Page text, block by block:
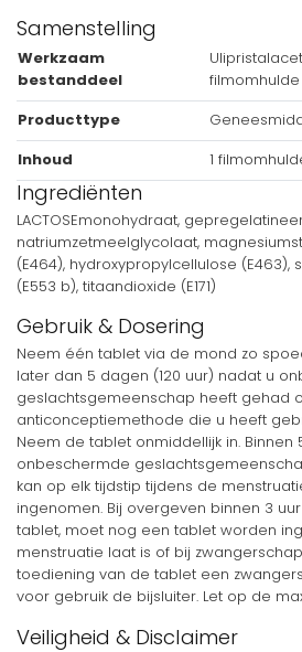
Samenstelling
Werkzaam
bestanddeel
Producttype
Inhoud
1
Ingrediënten
LACTOSEmonohydraat,
natriumzetmeelglycolaat,
(E464), hydroxypropylcellulose (E463),
(E553 b), titaandioxide (E171)
Gebruik & Dosering
Neem één tablet via de mond zo
later dan 5 dagen (120 uur) nadat u
geslachtsgemeenschap heeft gehad
anticonceptiemethode die u heeft
Neem de tablet onmiddellijk in. Binnen
onbeschermde
kan op elk tijdstip tijdens de
ingenomen. Bij overgeven binnen 3
tablet, moet nog een tablet worden
menstruatie laat is of bij
toediening van de tablet een
voor gebruik de bijsluiter. Let op de
Veiligheid & Disclaimer